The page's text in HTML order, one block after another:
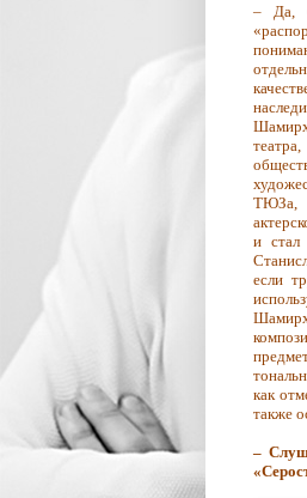
– Да,
ТЮЗа,
и
если
как
также
–